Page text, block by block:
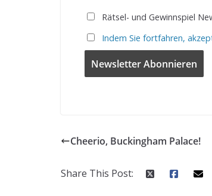
Rätsel- und Gewinnspiel
Indem Sie fortfahren,
Cheerio, Buckingham Palace!
Share This Post: